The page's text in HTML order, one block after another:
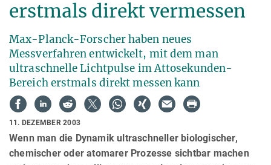
erstmals direkt vermessen
Max-Planck-Forscher haben neues
Messverfahren entwickelt, mit dem man
ultraschnelle Lichtpulse im Attosekunden-
Bereich erstmals direkt messen kann
11. DEZEMBER 2003
Wenn man die Dynamik ultraschneller biologischer,
chemischer oder atomarer Prozesse sichtbar machen